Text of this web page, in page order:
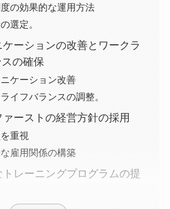
の効果的な運用方法
選定。
ーションの改善とワークラ
の確保
ケーション改善
イフバランスの調整。
ーストの経営方針の採用
重視
雇用関係の構築
トレーニングプログラムの提